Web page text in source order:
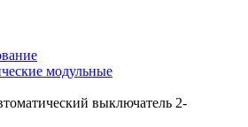
модульные
выключатель 2-